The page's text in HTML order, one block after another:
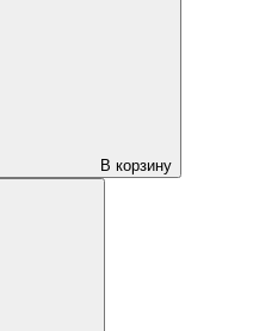
В корзину